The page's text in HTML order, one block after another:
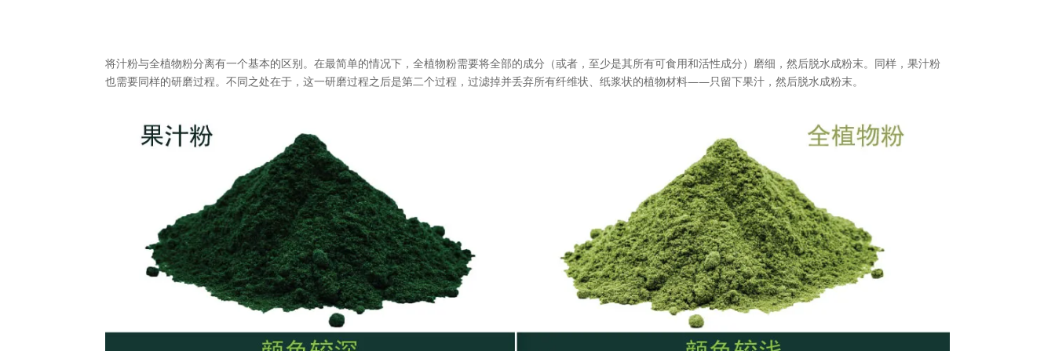
将汁粉与全植物粉分离有一个基本的区别。在最简单的情况下，全植物粉需要将全部的成分（或者，至少是其所有可食用和活性成分）磨细，然后脱水成粉末。同样，果汁粉
也需要同样的研磨过程。不同之处在于，这一研磨过程之后是第二个过程，过滤掉并丢弃所有纤维状、纸浆状的植物材料——只留下果汁，然后脱水成粉末。